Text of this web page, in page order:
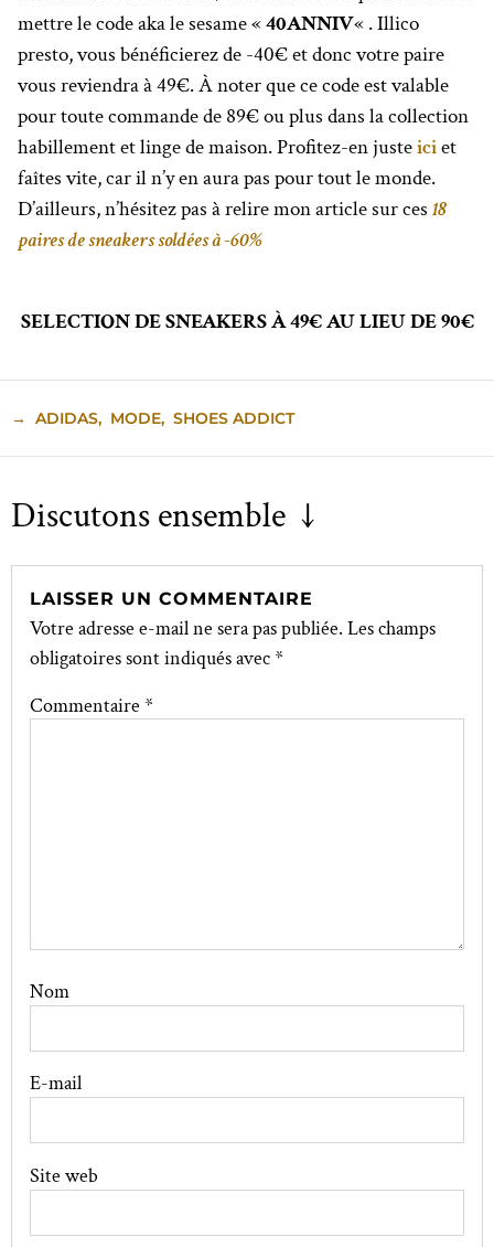
mettre le code aka le sesame «40ANNIV« . Illico
presto, vous bénéficierez de -40€ et donc votre paire
vous reviendra à 49€. À noter que ce code est valable
pour toute commande de 89€ ou plus dans la collection
habillement et linge de maison. Profitez-en justeiciet
faîtes vite, car il n’y en aura pas pour tout le monde.
D’ailleurs, n’hésitez pas à relire mon article sur ces 18
paires de sneakers soldées à -60%
SELECTION DE SNEAKERS À 49€ AU LIEU DE 90€
→ ADIDAS, MODE, SHOES ADDICT
Discutons ensemble ↓
LAISSER UN COMMENTAIRE
Votre adresse e-mail ne sera pas publiée. Les champs
obligatoires sont indiqués avec*
Commentaire *
Nom
E-mail
Site web